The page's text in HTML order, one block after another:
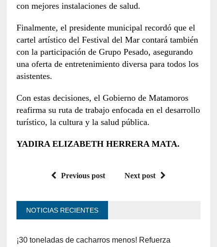
con mejores instalaciones de salud.
Finalmente, el presidente municipal recordó que el
cartel artístico del Festival del Mar contará también
con la participación de Grupo Pesado, asegurando
una oferta de entretenimiento diversa para todos los
asistentes.
Con estas decisiones, el Gobierno de Matamoros
reafirma su ruta de trabajo enfocada en el desarrollo
turístico, la cultura y la salud pública.
YADIRA ELIZABETH HERRERA MATA.
Previous post Next post
NOTICIAS RECIENTES
¡30 toneladas de cacharros menos! Refuerza